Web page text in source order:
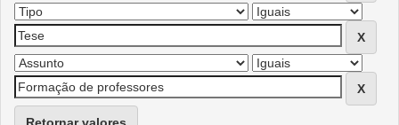
Retornar valores